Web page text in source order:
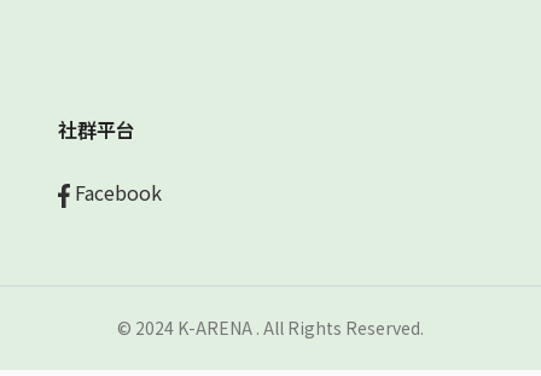
社群平台
Facebook
© 2024 K-ARENA . All Rights Reserved.